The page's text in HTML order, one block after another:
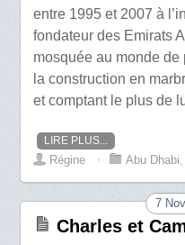
entre 1995 et 2007 à
fondateur des Emirats
mosquée au monde
la construction en
et comptant le plus de
LIRE PLUS...
Régine ⋅ Abu Dhabi
7
Charles et